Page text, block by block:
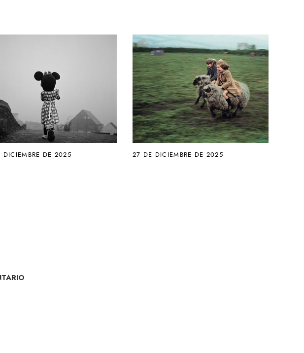
DICIEMBRE DE 2025 27 DE DICIEMBRE DE 2025